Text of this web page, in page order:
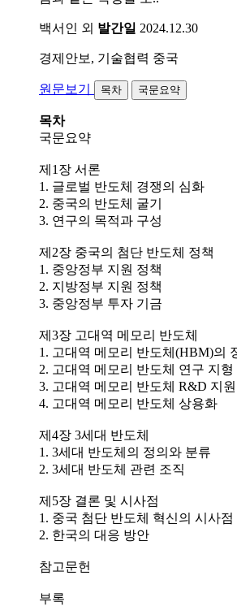
백서인 외 발간일 2024.12.30
경제안보, 기술협력 중국
원문보기 목차 국문요약
목차
국문요약
제1장 서론
1. 글로벌 반도체 경쟁의 심화
2. 중국의 반도체 굴기
3. 연구의 목적과 구성
제2장 중국의 첨단 반도체 정책
1. 중앙정부 지원 정책
2. 지방정부 지원 정책
3. 중앙정부 투자 기금
제3장 고대역 메모리 반도체
1. 고대역 메모리 반도체(HBM)의
2. 고대역 메모리 반도체 연구 지형
3. 고대역 메모리 반도체 R&D 지원
4. 고대역 메모리 반도체 상용화
제4장 3세대 반도체
1. 3세대 반도체의 정의와 분류
2. 3세대 반도체 관련 조직
제5장 결론 및 시사점
1. 중국 첨단 반도체 혁신의 시사점
2. 한국의 대응 방안
참고문헌
부록